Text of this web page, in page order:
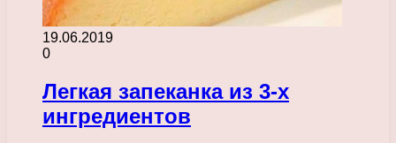
19.06.2019
0
Легкая запеканка из 3-х
ингредиентов